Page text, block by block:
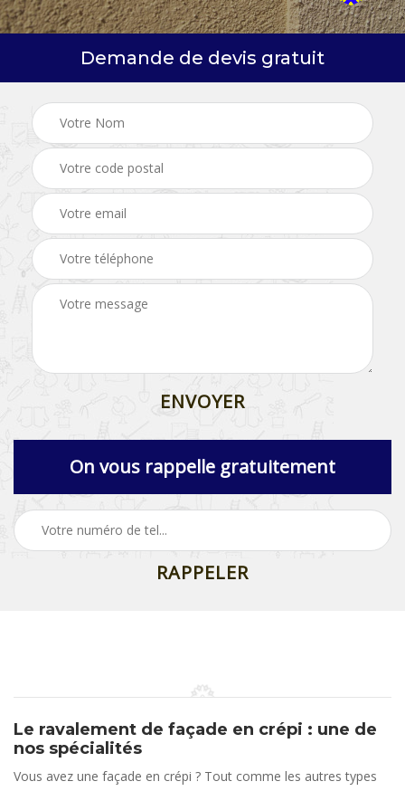
Demande de devis gratuit
On vous rappelle gratuitement
Le ravalement de façade en crépi : une de
nos spécialités
Vous avez une façade en crépi ? Tout comme les autres types